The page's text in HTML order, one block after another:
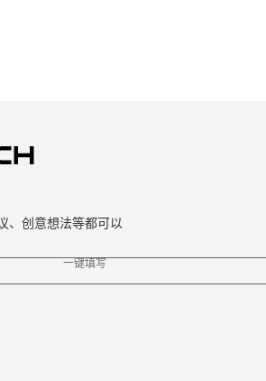
、创意想法等都可以
一键填写